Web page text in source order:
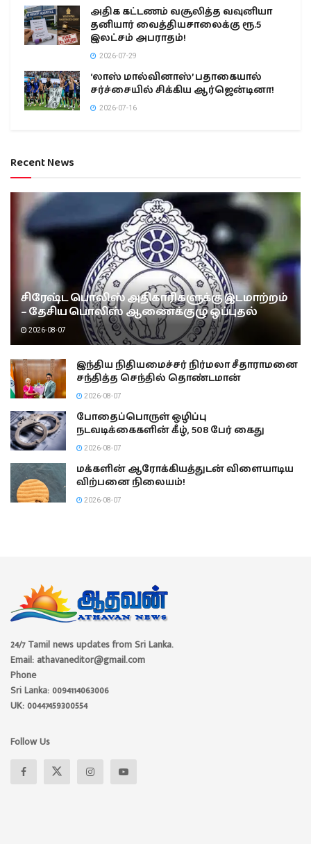
அதிக கட்டணம் வசூலித்த வவுனியா
தனியார் வைத்தியசாலைக்கு ரூ.5
இலட்சம் அபராதம்!
2026-07-29
‘லாஸ் மால்வினாஸ்’ பதாகையால்
சர்ச்சையில் சிக்கிய ஆர்ஜென்டினா!
2026-07-16
Recent News
சிரேஷ்ட பொலிஸ் அதிகாரிகளுக்கு இடமாற்றம்
– தேசிய பொலிஸ் ஆணைக்குழு ஒப்புதல்
2026-08-07
இந்திய நிதியமைச்சர் நிர்மலா சீதாராமனை
சந்தித்த செந்தில் தொண்டமான்
2026-08-07
போதைப்பொருள் ஒழிப்பு
நடவடிக்கைகளின் கீழ், 508 பேர் கைது
2026-08-07
மக்களின் ஆரோக்கியத்துடன் விளையாடிய
விற்பனை நிலையம்!
2026-08-07
24/7 Tamil news updates from Sri Lanka.
Email: athavaneditor@gmail.com
Phone
Sri Lanka: 0094114063006
UK: 00447459300554
Follow Us